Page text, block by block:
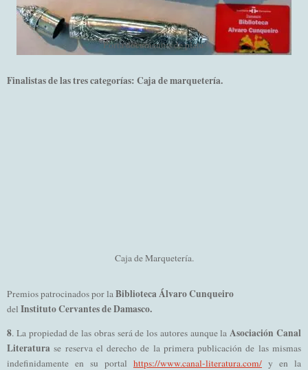
Porta documentos de plata.
Finalistas de las tres categorías: Caja de marquetería.
Caja de Marquetería.
Premios patrocinados por la Biblioteca Álvaro Cunqueiro
del Instituto Cervantes de Damasco.
8. La propiedad de las obras será de los autores aunque laAsociación Canal
Literatura se reserva el derecho de la primera publicación de las mismas
indefinidamente en su portal https://www.canal-literatura.com/ y en la